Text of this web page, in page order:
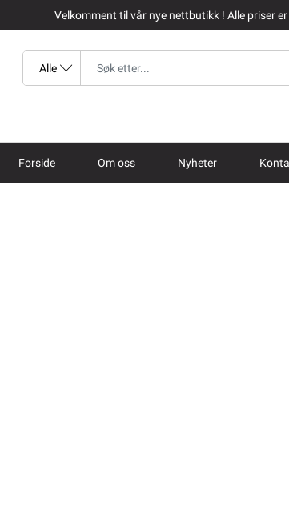
Velkomment til vår nye nettbutikk ! Alle priser
Forside Om oss Nyheter